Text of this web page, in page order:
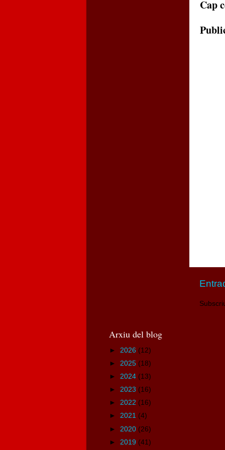
Cap
Arxiu del blog
► 2026 (12)
► 2025 (18)
► 2024 (13)
► 2023 (16)
► 2022 (16)
► 2021 (4)
► 2020 (26)
► 2019 (41)